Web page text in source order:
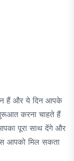
हैं और ये दिन आपके
करना चाहते हैं
पूरा साथ देंगे और
आपको मिल सकता